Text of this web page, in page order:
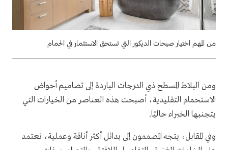
من المهم اختيار صيحات الديكور التي تستحق الاستثمار في الحمام
ومن البلاط المسطح ذي الدرجات الباردة إلى تصاميم أحواض
الاستحمام التقليدية، أصبحت هذه العناصر من الخيارات التي
يتجنبها الخبراء حاليًا.
وفي المقابل، يتجه المصممون إلى بدائل أكثر أناقة وعملية، تعتمد